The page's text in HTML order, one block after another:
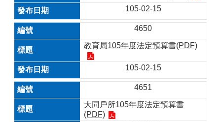
105-02-15
4650
教育局105年度法定預算書(PDF)
105-02-15
4651
大同戶所105年度法定預算書
(PDF)